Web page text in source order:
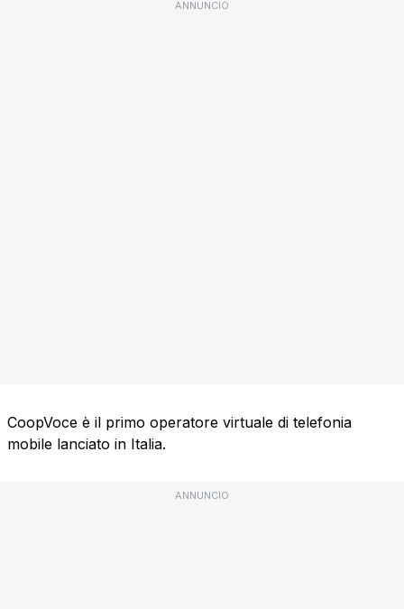
ANNUNCIO
CoopVoce è il primo operatore virtuale di telefonia
mobile lanciato in Italia.
ANNUNCIO